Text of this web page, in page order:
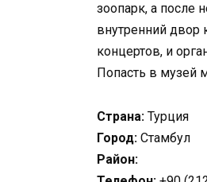
зоопарк, а после
внутренний двор
концертов, и
Попасть в музей
Страна: Турция
Город: Стамбул
Район: